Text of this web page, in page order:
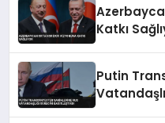
Katkı
Putin